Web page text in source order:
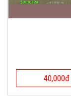
40,000đ